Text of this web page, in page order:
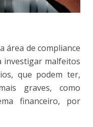
área de compliance
investigar malfeitos
que podem ter,
graves, como
financeiro, por